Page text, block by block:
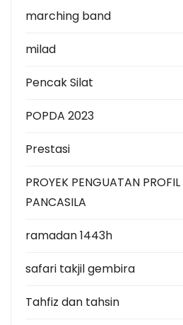
marching band
milad
Pencak Silat
POPDA 2023
Prestasi
PROYEK PENGUATAN
PANCASILA
ramadan 1443h
safari takjil gembira
Tahfiz dan tahsin